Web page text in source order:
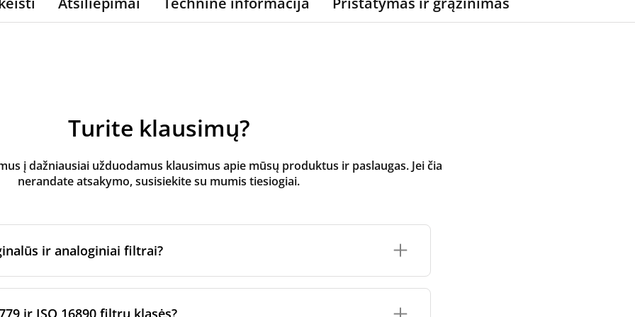
Turite klausimų?
į dažniausiai užduodamus klausimus apie mūsų produktus ir paslaugas. Jei čia
nerandate atsakymo, susisiekite su mumis tiesiogiai.
ir analoginiai filtrai?
per sertifikuotus gamybos partnerius. Jie laikosi konkrečių prekės ženklo
ir ISO 16890 filtrų klasės?